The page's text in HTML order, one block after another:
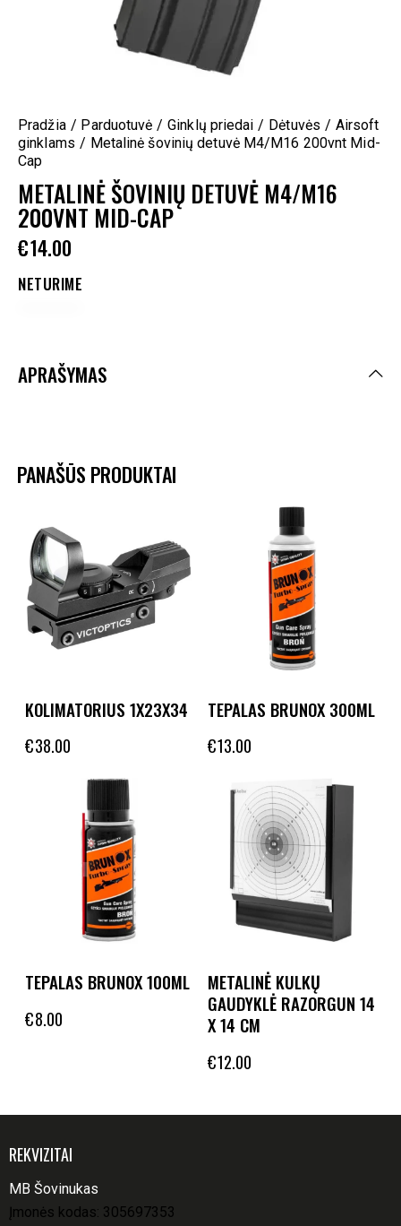
Pradžia Parduotuvė Ginklų priedai Dėtuvės
Airsoft
ginklams
Metalinė šovinių detuvė M4/M16 200vnt Mid-
Cap
METALINĖ ŠOVINIŲ DETUVĖ M4/M16
200VNT MID-CAP
€14.00
NETURIME
APRAŠYMAS
PANAŠŪS PRODUKTAI
KOLIMATORIUS 1X23X34
€38.00
TEPALAS BRUNOX 300ML
€13.00
TEPALAS BRUNOX 100ML
€8.00
METALINĖ KULKŲ
GAUDYKLĖ RAZORGUN 14
X 14 CM
€12.00
REKVIZITAI
MB Šovinukas
Įmonės kodas: 305697353